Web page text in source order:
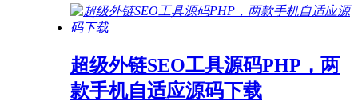
超级外链SEO工具源码PHP，两
款手机自适应源码下载